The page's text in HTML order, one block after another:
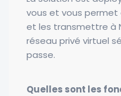
vous et vous permet
et les transmettre à
réseau privé virtuel
passe.
Quelles sont les